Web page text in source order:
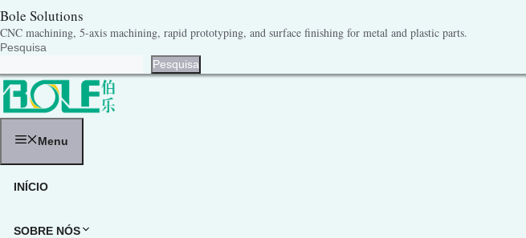
Bole Solutions
CNC machining, 5-axis machining, rapid prototyping, and surface finishing for metal and plastic parts.
Pesquisa
Pesquisa
Menu
INÍCIO
SOBRE NÓS